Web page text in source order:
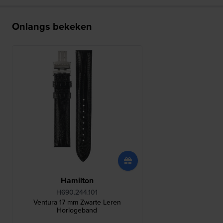
Onlangs bekeken
Hamilton
H690.244.101
Ventura 17 mm Zwarte Leren
Horlogeband